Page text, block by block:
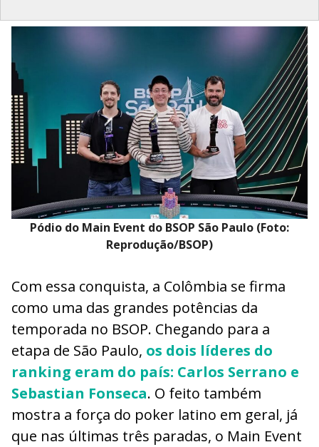
Pódio do Main Event do BSOP São Paulo (Foto:
Reprodução/BSOP)
Com essa conquista, a Colômbia se firma
como uma das grandes potências da
temporada no BSOP. Chegando para a
etapa de São Paulo, os dois líderes do
ranking eram do país: Carlos Serrano e
Sebastian Fonseca. O feito também
mostra a força do poker latino em geral, já
que nas últimas três paradas, o Main Event